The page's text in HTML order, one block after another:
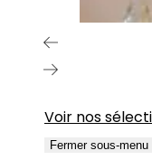
Voir nos
Fermer sous-menu